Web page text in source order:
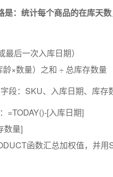
是：统计每个商品的在库天
后一次入库日期）
×数量）之和 ÷ 总库存数量
段：SKU、入库日期、库存
=TODAY()-[入库日期]
数量]
函数汇总加权值，并